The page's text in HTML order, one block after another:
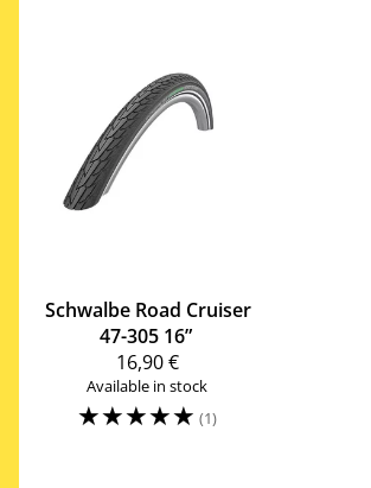
Schwalbe Road Cruiser
47-305 16”
16,90 €
Available in stock
☆☆☆☆☆ (1)